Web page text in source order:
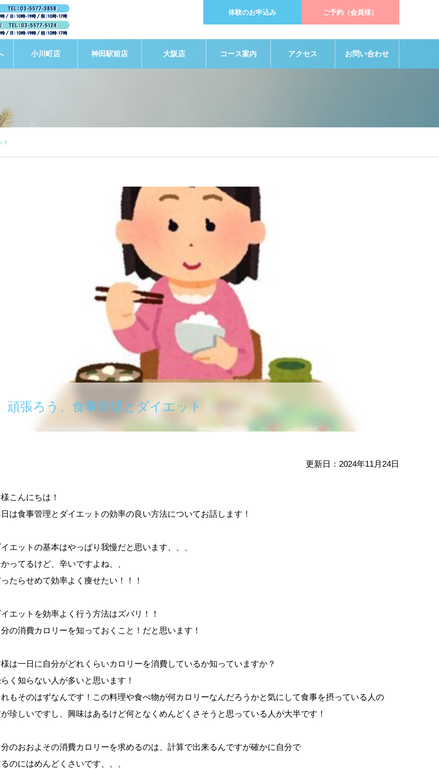
体験のお申込み ご予約（会員様）
小川町店 神田駅前店 大阪店 コース案内 アクセス お問い合わせ
ト
頑張ろう、食事管理とダイエット
更新日：2024年11月24日
こんにちは！
は食事管理とダイエットの効率の良い方法についてお話します！
イエットの基本はやっぱり我慢だと思います、、、
ってるけど、辛いですよね、、
たらせめて効率よく痩せたい！！！
イエットを効率よく行う方法はズバリ！！
分の消費カロリーを知っておくこと！だと思います！
は一日に自分がどれくらいカロリーを消費しているか知っていますか？
く知らない人が多いと思います！
もそのはずなんです！この料理や食べ物が何カロリーなんだろうかと気にして食事を摂っている人の
珍しいですし、興味はあるけど何となくめんどくさそうと思っている人が大半です！
分のおおよその消費カロリーを求めるのは、計算で出来るんですが確かに自分で
のにはめんどくさいです、、、